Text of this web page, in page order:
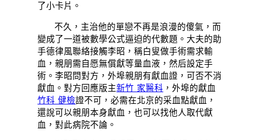
了小卡片。
不久，主治他的單戀不再是浪漫的傻氣，而
變成了一道被數學公式逼迫的代數題。大夫的助
手德律風聯絡接觸李昭，稱白叟做手術需求輸
血，親朋需自愿無償獻等量血液，然后設定手
術。李昭問對方，外埠親朋有獻血證，可否不消
獻血。對方回應版主新竹 家醫科 ，外埠的獻血
竹科 健檢證不可，必需在北京的采血點獻血，
還說可以親朋本身獻血，也可以找他人取代獻
血，對此病院不論。